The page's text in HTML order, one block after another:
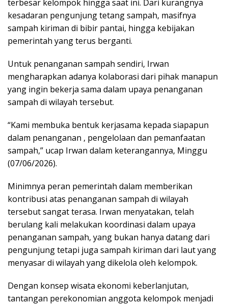
terbesar kelompok hingga saat ini. Dari kurangnya
kesadaran pengunjung tetang sampah, masifnya
sampah kiriman di bibir pantai, hingga kebijakan
pemerintah yang terus berganti.
Untuk penanganan sampah sendiri, Irwan
mengharapkan adanya kolaborasi dari pihak manapun
yang ingin bekerja sama dalam upaya penanganan
sampah di wilayah tersebut.
“Kami membuka bentuk kerjasama kepada siapapun
dalam penanganan , pengelolaan dan pemanfaatan
sampah,” ucap Irwan dalam keterangannya, Minggu
(07/06/2026).
Minimnya peran pemerintah dalam memberikan
kontribusi atas penanganan sampah di wilayah
tersebut sangat terasa. Irwan menyatakan, telah
berulang kali melakukan koordinasi dalam upaya
penanganan sampah, yang bukan hanya datang dari
pengunjung tetapi juga sampah kiriman dari laut yang
menyasar di wilayah yang dikelola oleh kelompok.
Dengan konsep wisata ekonomi keberlanjutan,
tantangan perekonomian anggota kelompok menjadi